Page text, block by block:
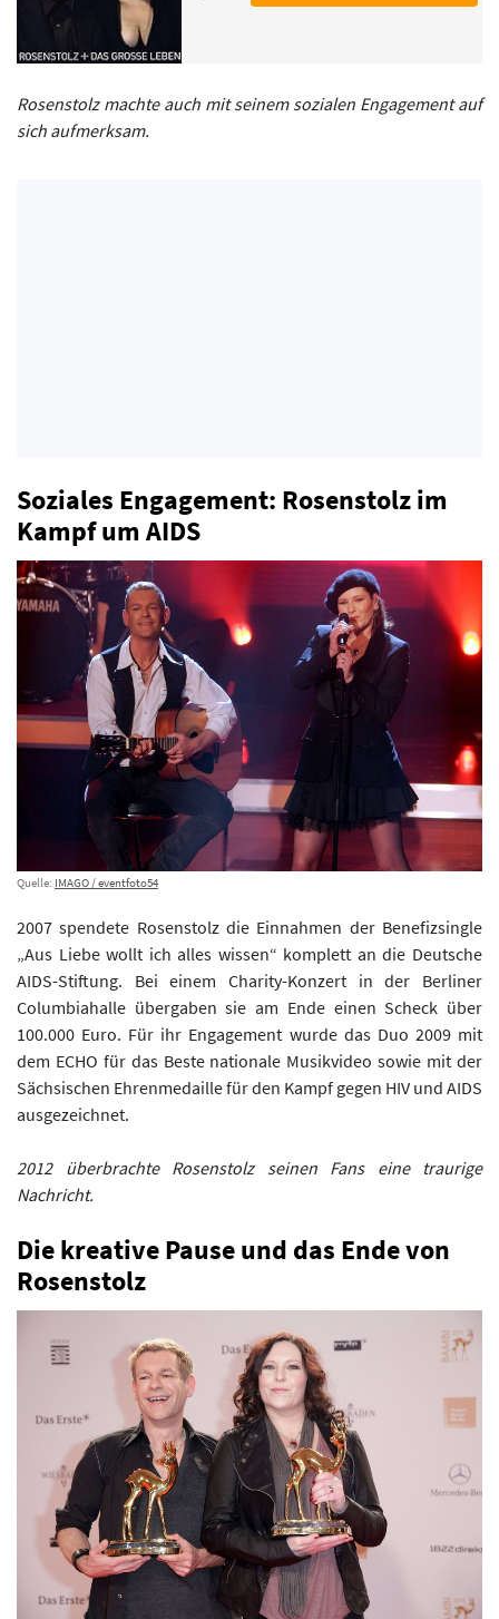
Rosenstolz machte auch mit seinem sozialen Engagement auf
sich aufmerksam.
Soziales Engagement: Rosenstolz im
Kampf um AIDS
Quelle: IMAGO / eventfoto54
2007 spendete Rosenstolz die Einnahmen der Benefizsingle
„Aus Liebe wollt ich alles wissen“ komplett an die Deutsche
AIDS-Stiftung. Bei einem Charity-Konzert in der Berliner
Columbiahalle übergaben sie am Ende einen Scheck über
100.000 Euro. Für ihr Engagement wurde das Duo 2009 mit
dem ECHO für das Beste nationale Musikvideo sowie mit der
Sächsischen Ehrenmedaille für den Kampf gegen HIV und AIDS
ausgezeichnet.
2012 überbrachte Rosenstolz seinen Fans eine traurige
Nachricht.
Die kreative Pause und das Ende von
Rosenstolz